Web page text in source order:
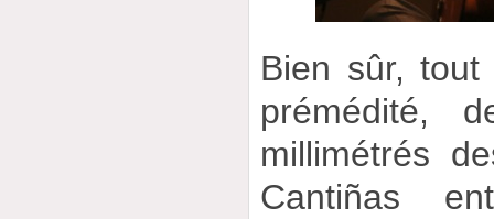
Bien sûr, tout
prémédité,
millimétrés
Cantiñas